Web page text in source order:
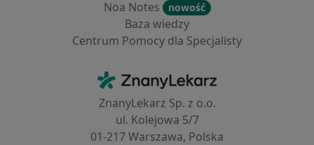
Noa Notes
nowość
Baza wiedzy
Centrum Pomocy dla Specjalisty
ZnanyLekarz - Strona główna
ZnanyLekarz Sp. z o.o.
ul. Kolejowa 5/7
01-217 Warszawa, Polska